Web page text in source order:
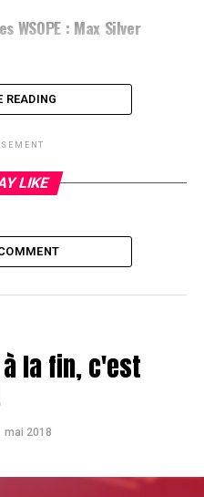
WSOPE : Max Silver
READING
LIKE
à la fin, c'est
mai 2018